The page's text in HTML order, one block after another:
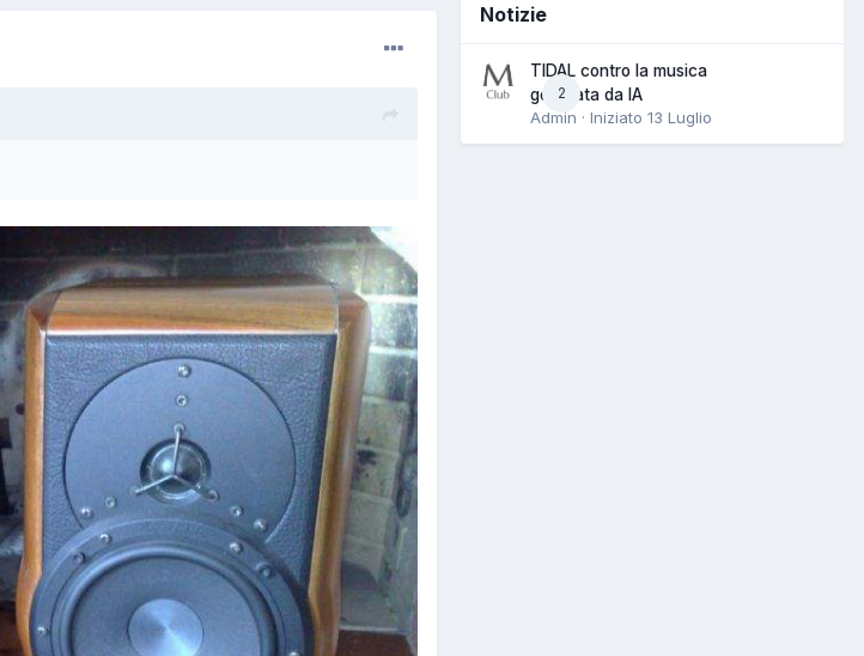
Notizie
2
TIDAL contro la musica
generata da IA
Admin · Iniziato 13 Luglio